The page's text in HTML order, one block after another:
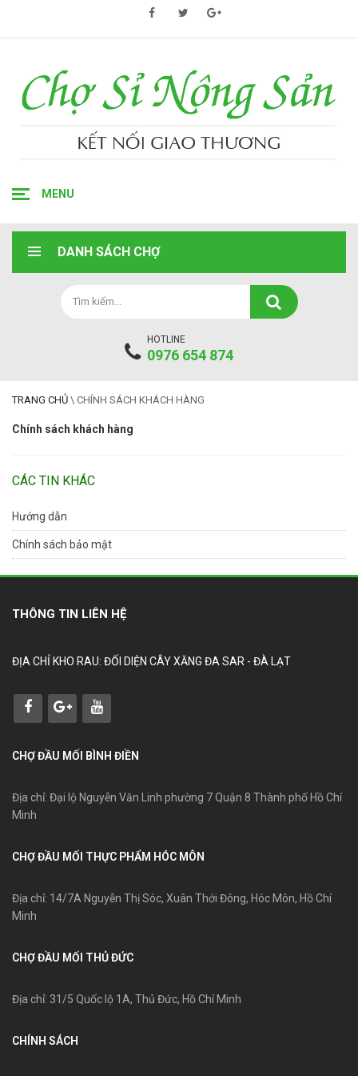
MENU
DANH SÁCH CHỢ
HOTLINE
0976 654 874
TRANG CHỦ \ CHÍNH SÁCH KHÁCH HÀNG
Chính sách khách hàng
CÁC TIN KHÁC
Hướng dẫn
Chính sách bảo mật
THÔNG TIN LIÊN HỆ
ĐỊA CHỈ KHO RAU: ĐỐI DIỆN CÂY XĂNG ĐA SAR - ĐÀ LẠT
CHỢ ĐẦU MỐI BÌNH ĐIỀN
Địa chỉ: Đại lộ Nguyễn Văn Linh phường 7 Quận 8 Thành phố Hồ Chí
Minh
CHỢ ĐẦU MỐI THỰC PHẨM HÓC MÔN
Địa chỉ: 14/7A Nguyễn Thị Sóc, Xuân Thới Đông, Hóc Môn, Hồ Chí
Minh
CHỢ ĐẦU MỐI THỦ ĐỨC
Địa chỉ: 31/5 Quốc lộ 1A, Thủ Đức, Hồ Chí Minh
CHÍNH SÁCH